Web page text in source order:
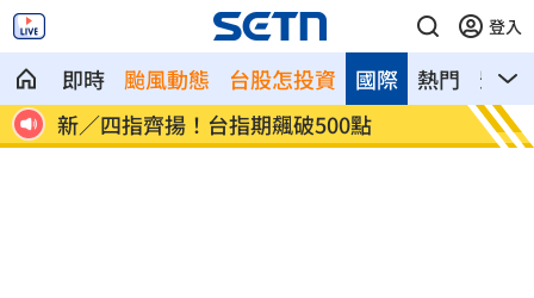
登入
即時 颱風動態 台股怎投資 熱門 影音
國際
新／四指齊揚！台指期飆破500點 慈濟